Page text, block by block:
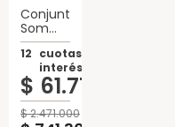
Conjunto
Sommier
2 Plazas
Cannon
Especial
Lujo
Espuma
12 cuotas sin
interés de:
$ 61.775
$2.471.000